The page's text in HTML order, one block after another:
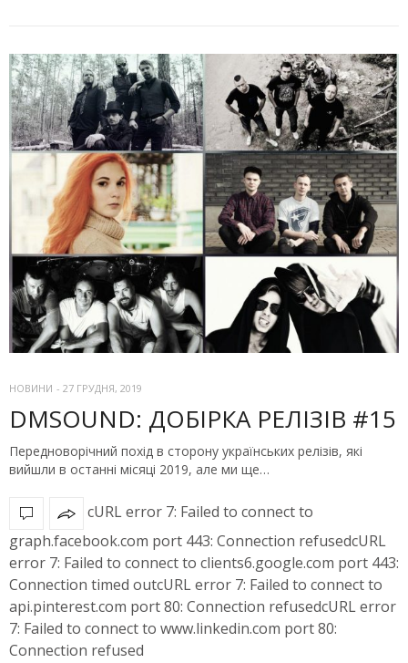
НОВИНИ - 27 ГРУДНЯ, 2019
DMSOUND: ДОБІРКА РЕЛІЗІВ #15
Передноворічний похід в сторону українських релізів, які
вийшли в останні місяці 2019, але ми ще…
cURL error 7: Failed to connect to
graph.facebook.com port 443: Connection refusedcURL
error 7: Failed to connect to clients6.google.com port 443:
Connection timed outcURL error 7: Failed to connect to
api.pinterest.com port 80: Connection refusedcURL error
7: Failed to connect to www.linkedin.com port 80:
Connection refused